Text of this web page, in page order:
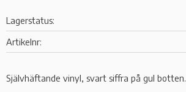
Lagerstatus
Artikelnr
Självhäftande vinyl, svart siffra på gul botten.